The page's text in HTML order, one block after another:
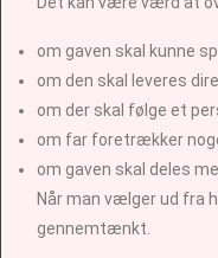
om gaven skal kunne
om den skal leveres
om der skal følge et
om far foretrækker
om gaven skal deles
Når man vælger ud fra
gennemtænkt.